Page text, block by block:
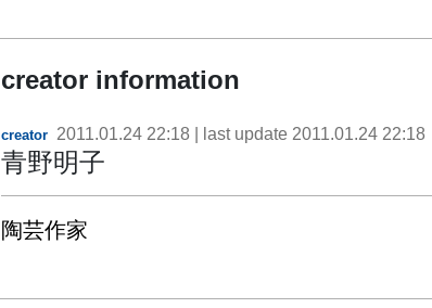
creator information
creator 2011.01.24 22:18 | last update 2011.01.24 22:18
青野明子
陶芸作家